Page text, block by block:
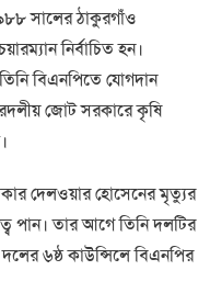
সালের ঠাকুরগাঁও
নির্বাচিত হন।
বিএনপিতে যোগদান
জোট সরকারে কৃষি
দেলওয়ার হোসেনের মৃত্যুর
পান। তার আগে তিনি দলটির
৬ষ্ঠ কাউন্সিলে বিএনপির